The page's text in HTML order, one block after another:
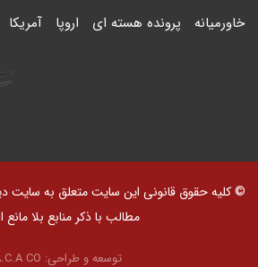
خاورمیانه پرونده هسته ای اروپا آمریکا
© کلیه حقوق قانونی این سایت متعلق به سایت
مطالب با ذکر منابع بلا
توسعه و طراحی: CO